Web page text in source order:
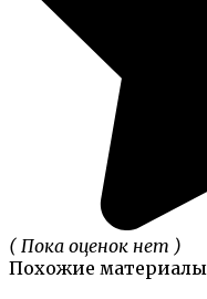
( Пока оценок нет )
Похожие материалы